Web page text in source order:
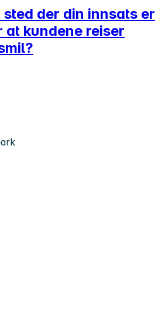
der din innsats er
at kundene reiser